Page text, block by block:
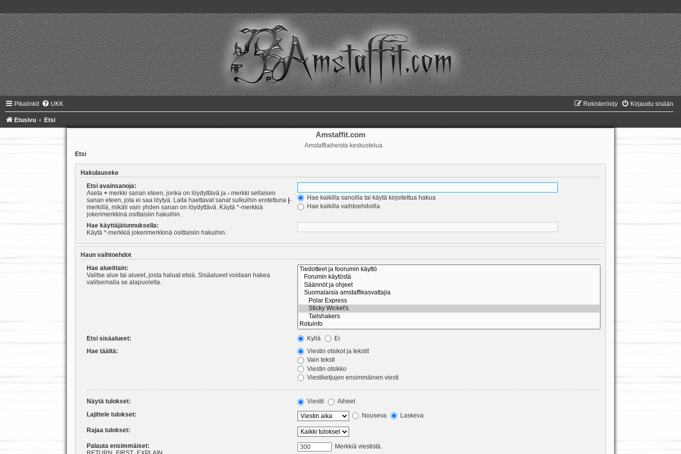
Pikalinkit UKK Kirjaudu sisään
Rekisteröidy
Etusivu Etsi
Amstaffit.com
Amstaffiaiheista keskustelua
Etsi
Hakulauseke
Etsi avainsanoja:
Aseta +merkki sanan eteen, jonka on löydyttävä ja -merkki sellaisen
sanan eteen, jota ei saa löytyä. Laita haettavat sanat sulkuihin erotettuna -
merkillä, mikäli vain yhden sanan on löydyttävä. Käytä *-merkkiä
jokerimerkkinä osittaisiin hakuihin.
Hae kaikilla sanoilla tai käytä kirjoitettua hakua
Hae kaikilla vaihtoehdoilla
Hae käyttäjätunnuksella:
Käytä *-merkkiä jokerimerkkinä osittaisiin hakuihin.
Haun vaihtoehdot
Hae alueittain:
Valitse alue tai alueet, josta haluat etsiä. Sisäalueet voidaan hakea
valitsemalla se alapuolelta.
Etsi sisäalueet: Kyllä
Ei
Hae täältä:
Viestin otsikot ja tekstit
Vain teksti
Viestin otsikko
Viestiketjujen ensimmäinen viesti
Näytä tulokset: Viestit
Aiheet
Lajittele tulokset:
Nouseva Laskeva
Rajaa tulokset:
Palauta ensimmäiset:
Merkkiä viestistä.